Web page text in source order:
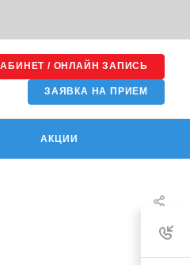
/ ОНЛАЙН ЗАПИСЬ
ЗАЯВКА НА ПРИЕМ
АКЦИИ